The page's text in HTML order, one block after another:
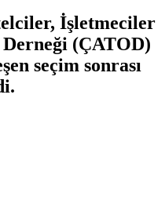
İşletmeciler
(ÇATOD)
seçim sonrası